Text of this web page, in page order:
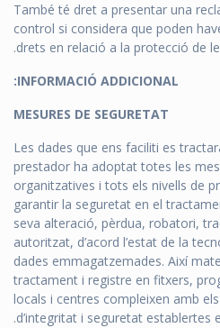
També té dret a presentar una
control si considera que poden
drets en relació a la protecció de
INFORMACIÓ ADDICIONAL:
MESURES DE SEGURETAT
Les dades que ens faciliti es
prestador ha adoptat totes les
organitzatives i tots els nivells de
garantir la seguretat en el
seva alteració, pèrdua, robatori,
autoritzat, d’acord l’estat de la
dades emmagatzemades. Així
tractament i registre en fitxers,
locals i centres compleixen amb
d’integritat i seguretat establertes